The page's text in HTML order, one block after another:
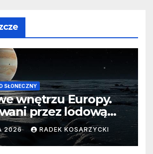
SŁONECZNY
wnętrzu Europy.
przez lodową
2026 RADEK KOSARZYCKI